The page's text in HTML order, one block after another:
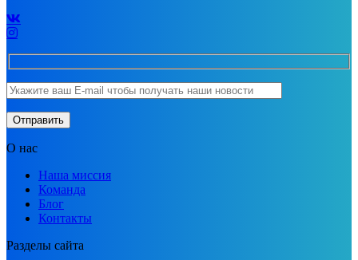
О нас
Наша миссия
Команда
Блог
Контакты
Разделы сайта